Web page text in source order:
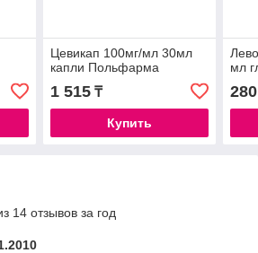
Цевикап 100мг/мл 30мл
капли Польфарма
1 515₸
Купить
мл
280
14 отзывов за год